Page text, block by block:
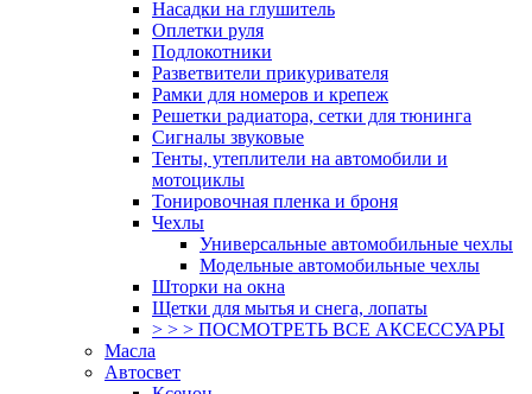
Насадки на глушитель
Оплетки руля
Подлокотники
Разветвители прикуривателя
Рамки для номеров и крепеж
Решетки радиатора, сетки для тюнинга
Сигналы звуковые
Тенты, утеплители на автомобили и
мотоциклы
Тонировочная пленка и броня
Чехлы
Универсальные автомобильные чехлы
Модельные автомобильные чехлы
Шторки на окна
Щетки для мытья и снега, лопаты
> > > ПОСМОТРЕТЬ ВСЕ АКСЕССУАРЫ
Масла
Автосвет